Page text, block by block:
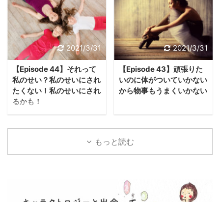
2021/3/31
【Episode 44】それって
私のせい？私のせいにされ
たくない！私のせいにされ
るかも！
2021/3/31
【Episode 43】頑張りた
いのに体がついていかない
から物事もうまくいかない
もっと読む